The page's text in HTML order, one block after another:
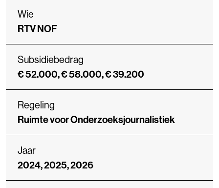
Wie
RTV NOF
Subsidiebedrag
€ 52.000, € 58.000, € 39.200
Regeling
Ruimte voor Onderzoeksjournalistiek
Jaar
2024, 2025, 2026